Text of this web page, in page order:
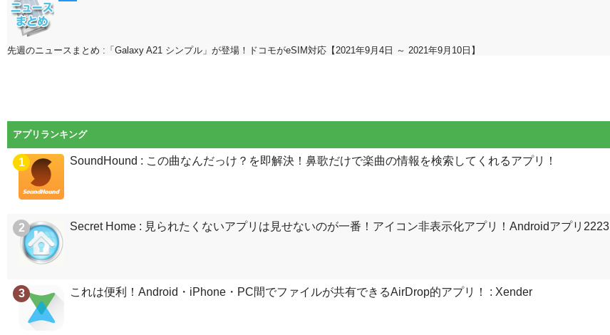
先週のニュースまとめ :「Galaxy A21 シンプル」が登場！ドコモがeSIM対応【2021年9月4日 ～ 2021年9月10日】
アプリランキング
1 SoundHound : この曲なんだっけ？を即解決！鼻歌だけで楽曲の情報を検索してくれるアプリ！
2 Secret Home : 見られたくないアプリは見せないのが一番！アイコン非表示化アプリ！Androidアプリ2223
3 これは便利！Android・iPhone・PC間でファイルが共有できるAirDrop的アプリ！ : Xender